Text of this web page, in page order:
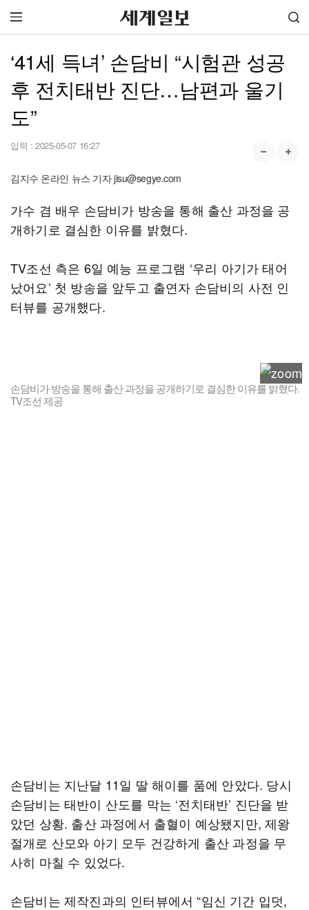
‘41세 득녀’ 손담비 “시험관 성공
후 전치태반 진단…남편과 울기
도”
입력 : 2025-05-07 16:27
김지수 온라인 뉴스 기자 jisu@segye.com
가수 겸 배우 손담비가 방송을 통해 출산 과정을 공
개하기로 결심한 이유를 밝혔다.
TV조선 측은 6일 예능 프로그램 ‘우리 아기가 태어
났어요’ 첫 방송을 앞두고 출연자 손담비의 사전 인
터뷰를 공개했다.
손담비가 방송을 통해 출산 과정을 공개하기로 결심한 이유를 밝혔다.
TV조선 제공
손담비는 지난달 11일 딸 해이를 품에 안았다. 당시
손담비는 태반이 산도를 막는 ‘전치태반’ 진단을 받
았던 상황. 출산 과정에서 출혈이 예상됐지만, 제왕
절개로 산모와 아기 모두 건강하게 출산 과정을 무
사히 마칠 수 있었다.
손담비는 제작진과의 인터뷰에서 “임신 기간 입덧,